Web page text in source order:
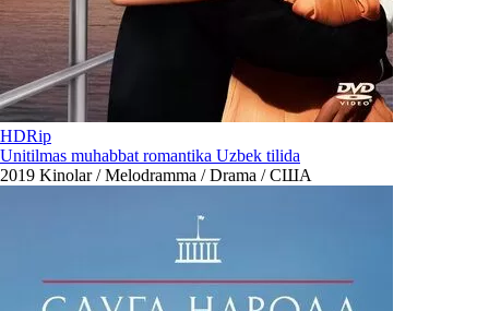
HDRip
Unitilmas muhabbat romantika Uzbek tilida
2019 Kinolar / Melodramma / Drama / США